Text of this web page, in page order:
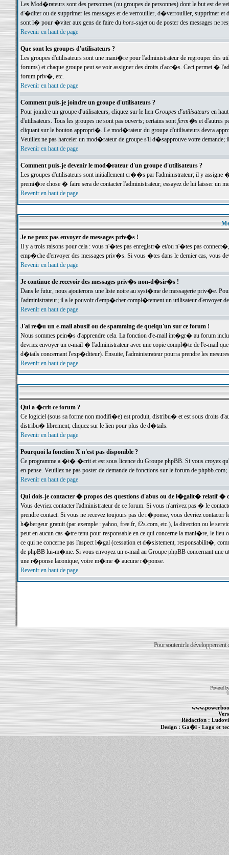
Les Mod�rateurs sont des personnes (ou groupes de personnes) dont le but est de
d'�diter ou de supprimer les messages et de verrouiller, d�verrouiller, supprimer
sont l� pour �viter aux gens de faire du hors-sujetou de poster des messages ne
Revenir en haut de page
Que sont les groupes d'utilisateurs ?
Les groupes d'utilisateurs sont une mani�re pour l'administrateur de regrouper des
forums) et chaque groupe peut se voir assigner des droits d'acc�s. Ceci permet
forum priv�, etc.
Revenir en haut de page
Comment puis-je joindre un groupe d'utilisateurs ?
Pour joindre un groupe d'utilisateurs, cliquez sur le lien Groupes d'utilisateursen haut
d'utilisateurs. Tous les groupes ne sont pas ouverts; certains sontferm�set d'autres
cliquant sur le bouton appropri�. Le mod�rateur du groupe d'utilisateurs devra
Veuillez ne pas harceler un mod�rateur de groupe s'il d�sapprouve votre demande;
Revenir en haut de page
Comment puis-je devenir le mod�rateur d'un groupe d'utilisateurs ?
Les groupes d'utilisateurs sont initiallement cr��s par l'administrateur; il y
premi�re chose � faire sera de contacter l'administrateur; essayez de lui laisser un
Revenir en haut de page
Je ne peux pas envoyer de messages priv�s !
Il y a trois raisons pour cela : vous n'�tes pas enregistr� et/ou n'�tes pas
emp�che d'envoyer des messages priv�s. Si vous �tes dans le dernier cas, vous
Revenir en haut de page
Je continue de recevoir des messages priv�s non-d�sir�s !
Dans le futur, nous ajouterons une liste noire au syst�me de messagerie priv�e.
l'administrateur; il a le pouvoir d'emp�cher compl�tement un utilisateur d'envoyer
Revenir en haut de page
J'ai re�u un e-mail abusif ou de spamming de quelqu'un sur ce forum !
Nous sommes pein�s d'apprendre cela. La fonction d'e-mail int�gr� au forum inclut
devriez envoyer un e-mail � l'administrateur avec une copie compl�te de l'e-mail
d�tails concernant l'exp�diteur). Ensuite, l'administrateur pourra prendre les
Revenir en haut de page
Qui a �crit ce forum ?
Ce logiciel (sous sa forme non modifi�e) est produit, distribu� et est sous droits
distribu� librement; cliquez sur le lien pour plus de d�tails.
Revenir en haut de page
Pourquoi la fonction X n'est pas disponible ?
Ce programme a �t� �crit et est sous licence du Groupe phpBB. Si vous croyez
en pense. Veuillez ne pas poster de demande de fonctions sur le forum de
Revenir en haut de page
Qui dois-je contacter � propos des questions d'abus ou de l�galit� relatif �
Vous devriez contacter l'administrateur de ce forum. Si vous n'arrivez pas � le
prendre contact. Si vous ne recevez toujours pas de r�ponse, vous devriez
h�bergeur gratuit (par exemple : yahoo, free.fr, f2s.com, etc.), la direction ou le
peut en aucun cas �tre tenu pour responsable en ce qui concerne la mani�re, le
ce qui ne concerne pas l'aspect l�gal (cessation et d�sistement, responsabilit�,
de phpBB lui-m�me. Si vous envoyez un e-mail au Groupe phpBB concernant une
une r�ponse laconique, voire m�me � aucune r�ponse.
Revenir en haut de page
Pour soutenir le développement
Powered
Rédaction :
Design :Ga�l- Logo et
Informations :